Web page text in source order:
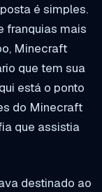
é simples.
franquias mais
Minecraft
que tem sua
está o ponto
do Minecraft
que assistia
destinado ao